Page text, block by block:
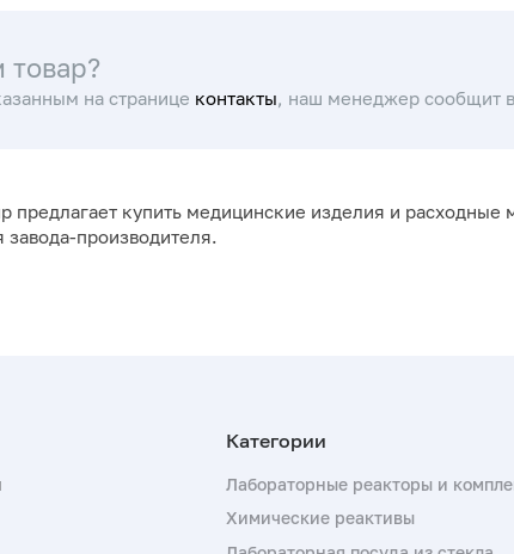
на странице контакты, наш менеджер сообщит
предлагает купить медицинские изделия и
завода-производителя.
Лабораторные реакторы и
Химические реактивы